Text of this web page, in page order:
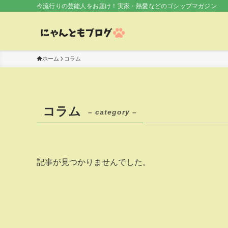
今流行りの芸能人をお届け！実家・熱愛などのゴシップマガジン
ホーム コラム
コラム – category –
記事が見つかりませんでした。